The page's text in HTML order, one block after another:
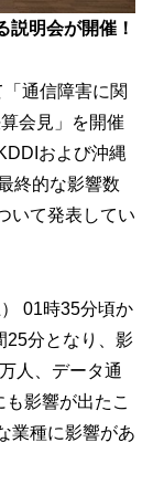
説明会が開催！
通信障害に関
会見」を開催
および沖縄
終的な影響数
いて発表してい
01時35分頃か
25分となり、影
人、データ通
影響が出たこ
業種に影響があ